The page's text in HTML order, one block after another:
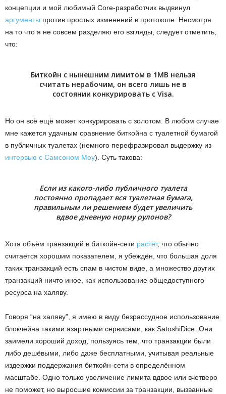
концепции и мой любимый Core-разработчик выдвинул
аргументы против простых изменений в протоколе. Несмотря
на то что я не совсем разделяю его взгляды, следует отметить,
что:
Биткойн с нынешним лимитом в 1MB нельзя
считать нерабочим, он всего лишь не в
состоянии конкурировать с Visa.
Но он всё ещё может конкурировать с золотом. В любом случае
мне кажется удачным сравнение биткойна с туалетной бумагой
в публичных туалетах (немного перефразировал выдержку из
интервью с Самсоном Моу). Суть такова:
Если из какого-либо публичного туалета
постоянно пропадает вся туалетная бумага,
правильным ли решением будет увеличить
вдвое дневную норму рулонов?
Хотя объём транзакций в биткойн-сети растёт, что обычно
считается хорошим показателем, я убеждён, что большая доля
таких транзакций есть спам в чистом виде, а множество других
транзакций ничто иное, как использование общедоступного
ресурса на халяву.
Говоря “на халяву”, я имею в виду безрассудное использование
блокчейна такими азартными сервисами, как SatoshiDice. Они
заимели хороший доход, пользуясь тем, что транзакции были
либо дешёвыми, либо даже бесплатными, учитывая реальные
издержки поддержания биткойн-сети в определённом
масштабе. Одно только увеличение лимита вдвое или вчетверо
не поможет, но выросшие комиссии за транзакции, вызванные